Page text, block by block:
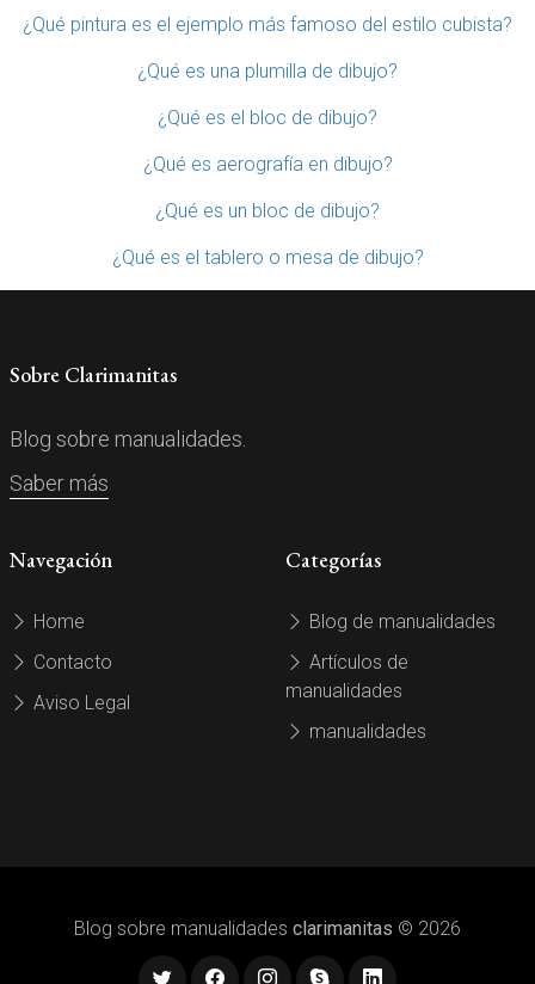
¿Qué pintura es el ejemplo más famoso del estilo cubista?
¿Qué es una plumilla de dibujo?
¿Qué es el bloc de dibujo?
¿Qué es aerografía en dibujo?
¿Qué es un bloc de dibujo?
¿Qué es el tablero o mesa de dibujo?
Sobre Clarimanitas
Blog sobre manualidades.
Saber más
Navegación
Home
Contacto
Aviso Legal
Categorías
Blog de manualidades
Artículos de
manualidades
manualidades
Blog sobre manualidades clarimanitas © 2026